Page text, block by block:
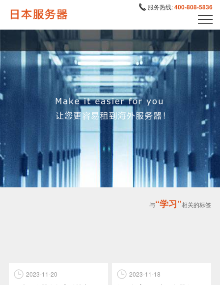
服务热线:400-808-5836
与“学习”相关的标签
2023-11-20 2023-11-18